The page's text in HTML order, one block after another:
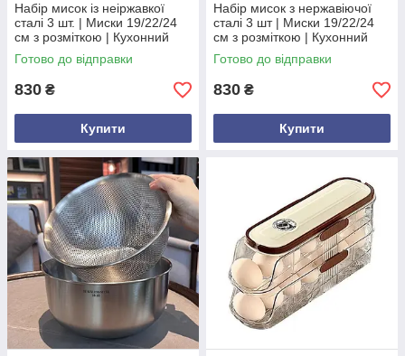
Набір мисок із неіржавкої
сталі 3 шт. | Миски 19/22/24
см з розміткою | Кухонний
посуд для приготування |
Золотий і сріблястий Зол
Готово до відправки
830 ₴
Купити
Набір мисок з нержавіючої
сталі 3 шт | Миски 19/22/24
см з розміткою | Кухонний
посуд для салатів і
приготування | Золота та
Готово до відправки
830 ₴
Купити